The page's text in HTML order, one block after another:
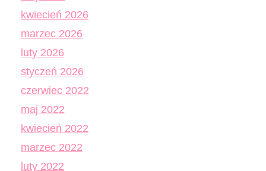
kwiecień 2026
marzec 2026
luty 2026
styczeń 2026
czerwiec 2022
maj 2022
kwiecień 2022
marzec 2022
luty 2022